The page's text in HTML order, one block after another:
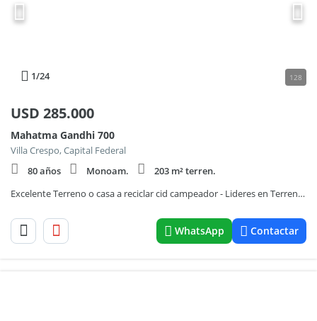
1/24 128
USD 285.000
Mahatma Gandhi 700
Villa Crespo, Capital Federal
80 años
Monoam.
203 m² terren.
Excelente Terreno o casa a reciclar cid campeador - Lideres en Terrenos - Villa Crespo - Caballito
WhatsApp Contactar